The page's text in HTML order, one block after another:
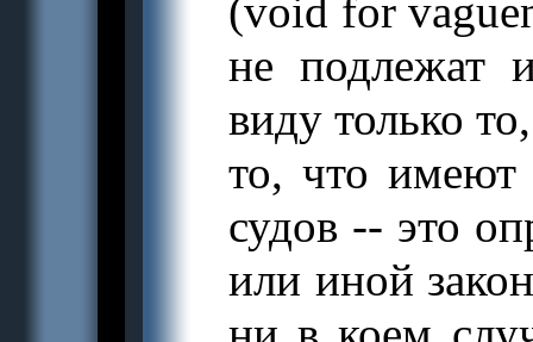
(void for
не подлежат
виду только
то, что имеют
судов -- это
или иной